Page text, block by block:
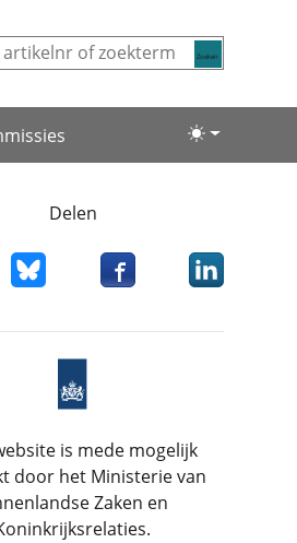
Lichte/
Delen
op X
Deel dit item op Bluesky
Deel dit item op
Deel dit
is mede mogelijk
door het Ministerie van
Zaken en